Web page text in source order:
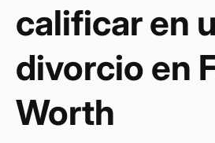
calificar en
divorcio en
Worth